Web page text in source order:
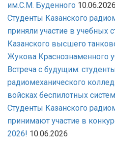
им.С.М. Буденного 10.06.2026
Студенты Казанского
приняли участие в учебных
Казанского высшего
Жукова Краснознаменного
Встреча с будущим:
радиомеханического
войсках беспилотных систем
Студенты Казанского
принимают участие в
2026! 10.06.2026